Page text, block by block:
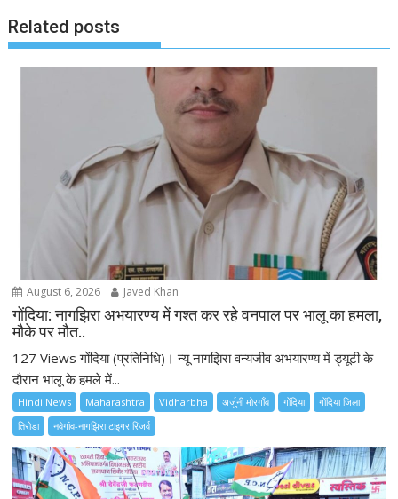
n
a
Related posts
August 6, 2026 Javed Khan
गोंदिया: नागझिरा अभयारण्य में गश्त कर रहे वनपाल पर भालू का हमला,
मौके पर मौत..
127 Views गोंदिया (प्रतिनिधि)। न्यू नागझिरा वन्यजीव अभयारण्य में ड्यूटी के
दौरान भालू के हमले में...
Hindi News Maharashtra Vidharbha अर्जुनी मोरगाँव गोंदिया
गोंदिया जिला
तिरोडा
नवेगांव-नागझिरा टाइगर रिजर्व